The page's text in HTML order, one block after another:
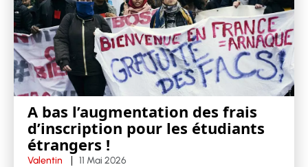
A bas l’augmentation des frais
d’inscription pour les étudiants
étrangers !
Valentin 11 Mai 2026